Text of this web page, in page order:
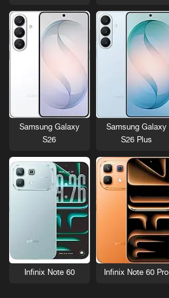
Samsung Galaxy
S26 Plus
Samsung Galaxy
S26
Infinix Note 60 Pro
Infinix Note 60